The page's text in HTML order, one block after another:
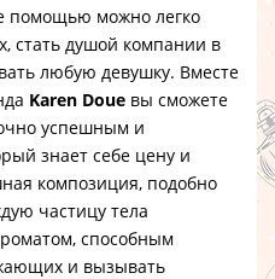
помощью можно легко
стать душой компании в
любую девушку. Вместе
Karen Doue вы сможете
успешным и
знает себе цену и
композиция, подобно
частицу тела
способным
и вызывать